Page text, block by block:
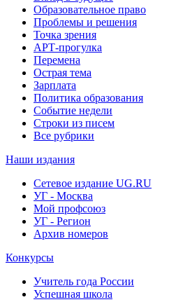
Образовательное право
Проблемы и решения
Точка зрения
АРТ-прогулка
Перемена
Острая тема
Зарплата
Политика образования
Событие недели
Строки из писем
Все рубрики
Наши издания
Сетевое издание UG.RU
УГ - Москва
Мой профсоюз
УГ - Регион
Архив номеров
Конкурсы
Учитель года России
Успешная школа